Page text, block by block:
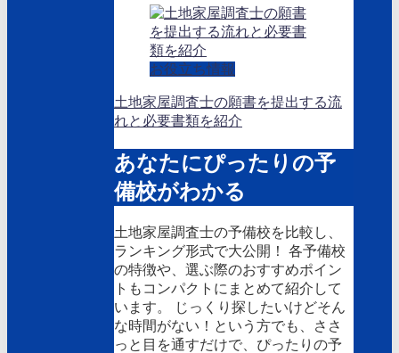
お役立ち情報
土地家屋調査士の願書を提出する流
れと必要書類を紹介
あなたにぴったりの予
備校がわかる
土地家屋調査士の予備校を比較し、
ランキング形式で大公開！ 各予備校
の特徴や、選ぶ際のおすすめポイン
トもコンパクトにまとめて紹介して
います。 じっくり探したいけどそん
な時間がない！という方でも、ささ
っと目を通すだけで、ぴったりの予